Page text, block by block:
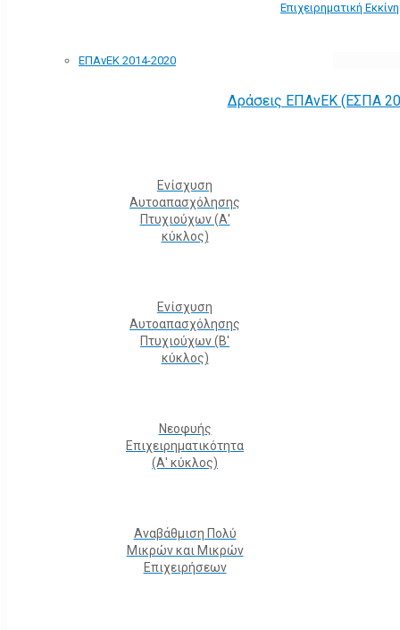
Επιχειρηματική
ΕΠΑνΕΚ 2014-2020
Δράσεις ΕΠΑνΕΚ (ΕΣΠΑ
Ενίσχυση
Αυτοαπασχόλησης
Πτυχιούχων (Α'
κύκλος)
Ενίσχυση
Αυτοαπασχόλησης
Πτυχιούχων (Β'
κύκλος)
Νεοφυής
Επιχειρηματικότητα
(Α' κύκλος)
Αναβάθμιση Πολύ
Μικρών και Μικρών
Επιχειρήσεων